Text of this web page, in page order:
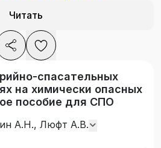
Читать
спасательных
на химически опасных
пособие для СПО
А.Н., Люфт А.В.